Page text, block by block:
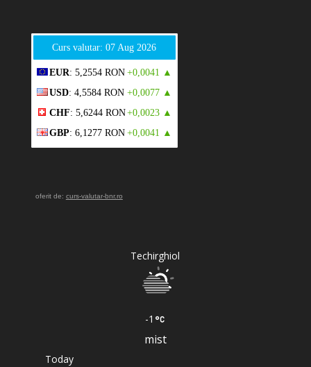
Curs valutar: 07 Aug 2026
EUR: 5,2554 RON +0,0041 ▲
USD: 4,5584 RON +0,0077 ▲
CHF: 5,6244 RON+0,0023 ▲
GBP: 6,1277 RON +0,0041 ▲
oferit de: curs-valutar-bnr.ro
Techirghiol
-1
mist
Today